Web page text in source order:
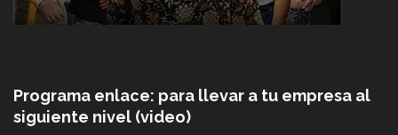
Programa enlace: para llevar a tu empresa al
siguiente nivel (video)